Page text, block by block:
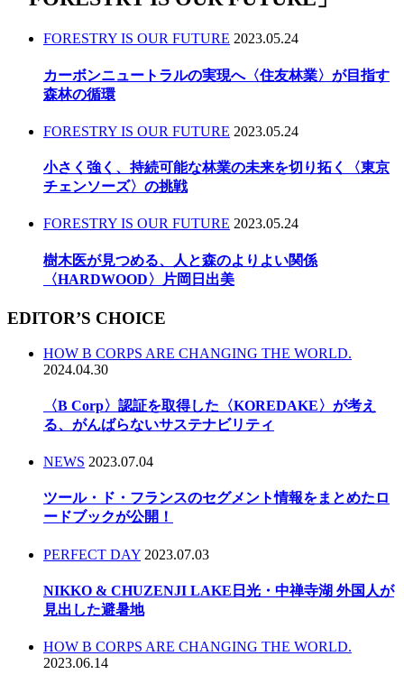
FORESTRY IS OUR FUTURE 2023.05.24
カーボンニュートラルの実現へ〈住友林業〉が目指す
森林の循環
FORESTRY IS OUR FUTURE 2023.05.24
小さく強く、持続可能な林業の未来を切り拓く〈東京
チェンソーズ〉の挑戦
FORESTRY IS OUR FUTURE 2023.05.24
樹木医が見つめる、人と森のよりよい関係
〈HARDWOOD〉片岡日出美
EDITOR’S CHOICE
HOW B CORPS ARE CHANGING THE WORLD.
2024.04.30
〈B Corp〉認証を取得した〈KOREDAKE〉が考え
る、がんばらないサステナビリティ
NEWS 2023.07.04
ツール・ド・フランスのセグメント情報をまとめたロ
ードブックが公開！
PERFECT DAY 2023.07.03
NIKKO & CHUZENJI LAKE日光・中禅寺湖 外国人が
見出した避暑地
HOW B CORPS ARE CHANGING THE WORLD.
2023.06.14